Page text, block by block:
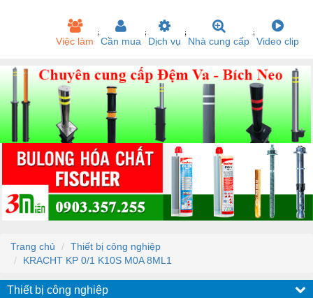
Việc làm Cần mua Dịch vụ Nhà cung cấp Video clip
Trang chủ
Thiết bị công nghiệp
KRACHT KP 0/1 K10S M0A 8ML1
Thiết bị công nghiệp